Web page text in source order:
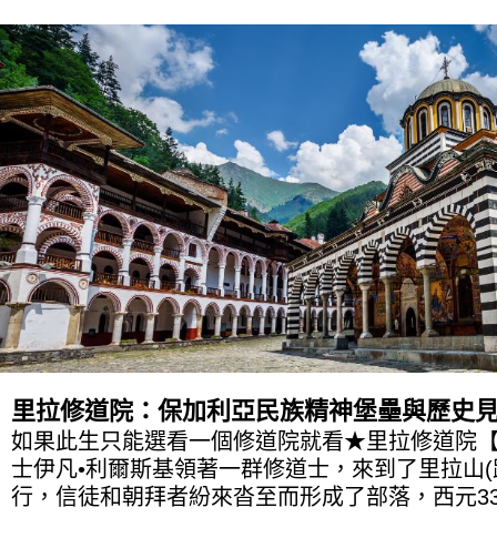
里拉修道院：保加利亞民族精神堡壘與歷史
如果此生只能選看一個修道院就看★里拉修道院
士伊凡•利爾斯基領著一群修道士，來到了里拉
行，信徒和朝拜者紛來沓至而形成了部落，西元